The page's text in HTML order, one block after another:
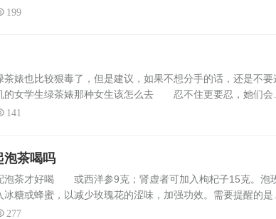
，满披白毫。六安瓜片：产于安徽省六安市，是中国十大历
199
也比较狠毒了，但是建议，如果不想分手的话，还是不要
的女学生绿茶婊那种女生该怎么去 忍不住更要忍，她们会
段子怼回去也行，但要恰当。女生为什么会这样 按照你的
141
泡茶喝吗
泡茶才好喝 或西洋参9克；肾虚者可加入枸杞子15克。泡
糖或蜂蜜，以减少玫瑰花的涩味，加强功效。需要提醒的是
叶中有大量鞣酸，会影响玫瑰花舒肝解郁的功效。此外，由
277